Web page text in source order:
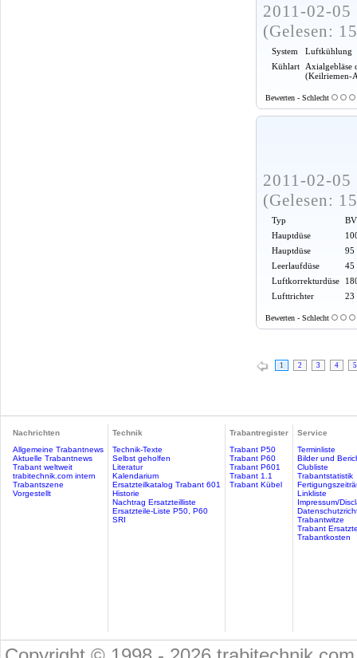
2011-02-
(Gelesen:
System
Luftkühlung
Kühlart
Axialgebläse
(Keilriemen-
Bewerten - Schlecht
2011-02-
(Gelesen:
Typ
Hauptdüse
Hauptdüse
95
Leerlaufdüse
45
Luftkorrekturdüse
Lufttrichter
23
Bewerten - Schlecht
1 2 3 4 5
Nachrichten
Allgemeine Trabantnews
Aktuelle Trabantnews
Trabant weltweit
trabitechnik.com intern
Trabantszene
Vorgestellt
Technik
Technik-Texte
Selbst geholfen
Literatur
Kalendarium
Ersatzteilkatalog Trabant 601
Historie
Nachtrag Ersatzteilliste
Ersatzteile-Liste P50, P60
SRI
Trabantregister
Trabant P50
Trabant P60
Trabant P601
Trabant 1.1
Trabant Kübel
Service
Terminliste
Bilder und
Clubliste
Trabantstatistik
Linkliste
Impressum/
Trabantwitze
Trabant
Trabantkosten